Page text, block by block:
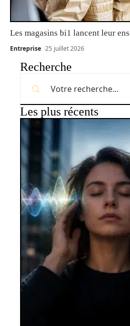
Les magasins bi1 lancent leur
Entreprise 25 juillet 2026
Recherche
Les plus récents